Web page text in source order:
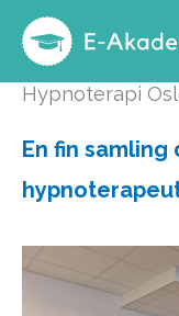
Hopp
rett
innholdet
Hypnoterapi
En fin